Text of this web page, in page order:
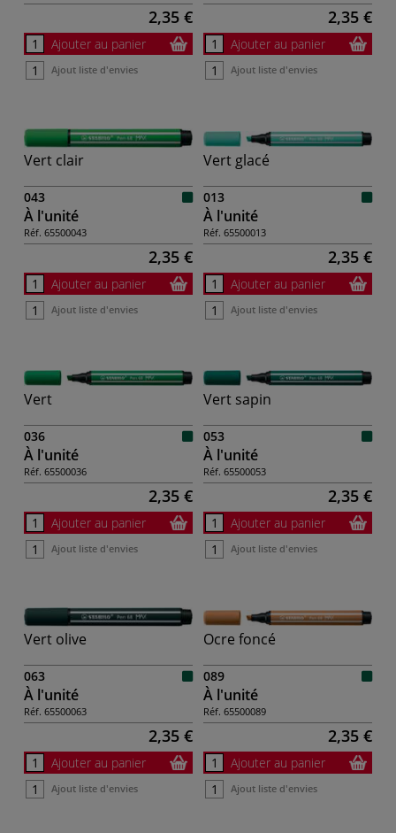
2,35 €
Ajouter au panier
Ajout liste d'envies
2,35 €
Ajouter au panier
Ajout liste d'envies
Vert clair
043
À l'unité
Réf. 65500043
2,35 €
Ajouter au panier
Ajout liste d'envies
Vert glacé
013
À l'unité
Réf. 65500013
2,35 €
Ajouter au panier
Ajout liste d'envies
Vert
036
À l'unité
Réf. 65500036
2,35 €
Ajouter au panier
Ajout liste d'envies
Vert sapin
053
À l'unité
Réf. 65500053
2,35 €
Ajouter au panier
Ajout liste d'envies
Vert olive
063
À l'unité
Réf. 65500063
2,35 €
Ajouter au panier
Ajout liste d'envies
Ocre foncé
089
À l'unité
Réf. 65500089
2,35 €
Ajouter au panier
Ajout liste d'envies